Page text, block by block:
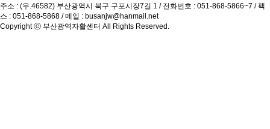
주소 : (우.46582) 부산광역시 북구 구포시장7길 1 / 전화번호 : 051-868-5866~7 / 팩
스 : 051-868-5868 / 메일 : busanjw@hanmail.net
Copyright ⓒ 부산광역자활센터 All Rights Reserved.